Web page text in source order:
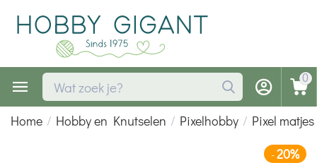
0
Home / Hobby en Knutselen / Pixelhobby / Pixel matjes
-20%